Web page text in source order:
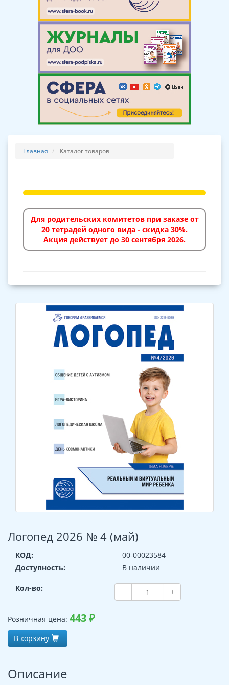
Главная Каталог товаров
Для родительских комитетов при заказе от
20 тетрадей одного вида - скидка 30%.
Акция действует до 30 сентября 2026.
Логопед 2026 № 4 (май)
КОД:
00-00023584
Доступность:
В наличии
Кол-во: − +
Розничная цена: 443₽
В корзину
Описание